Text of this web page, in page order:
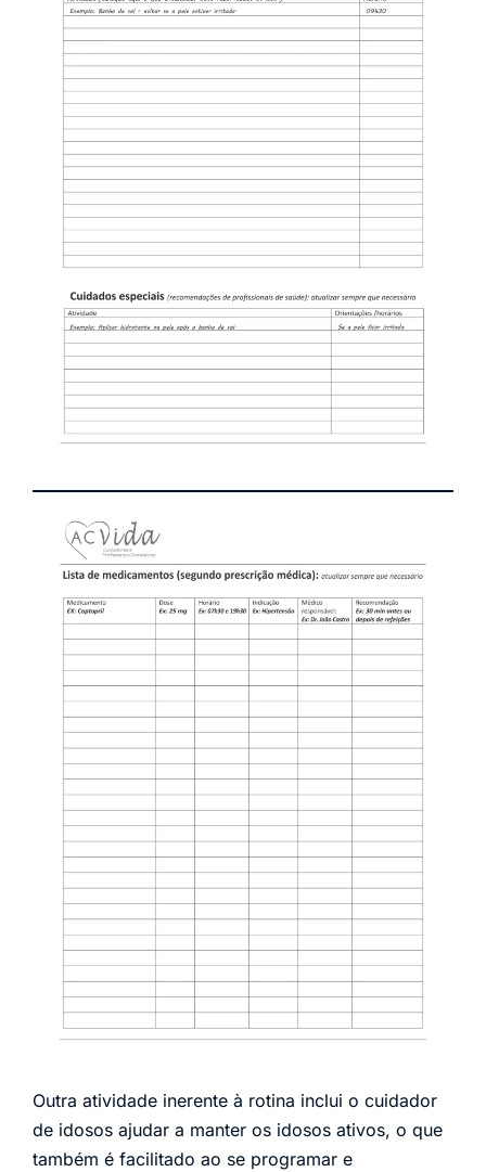
Outra atividade inerente à rotina inclui o cuidador
de idosos ajudar a manter os idosos ativos, o que
também é facilitado ao se programar e